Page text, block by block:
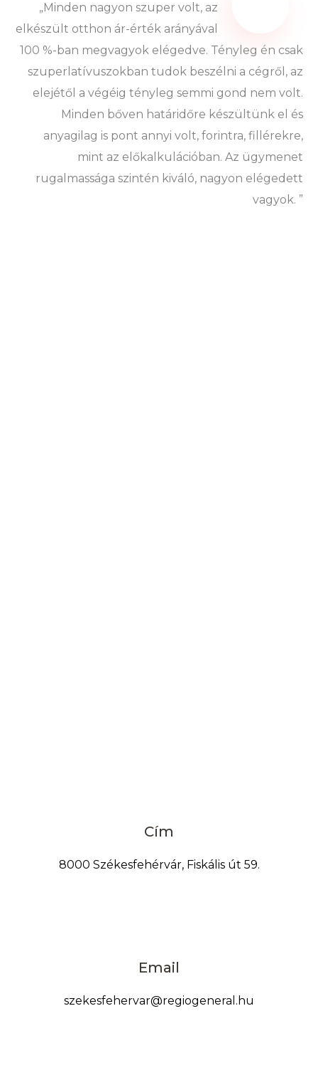
„Minden nagyon szuper volt, az
elkészült otthon ár-érték arányával
100 %-ban megvagyok elégedve. Tényleg én csak
szuperlatívuszokban tudok beszélni a cégről, az
elejétől a végéig tényleg semmi gond nem volt.
Minden bőven határidőre készültünk el és
anyagilag is pont annyi volt, forintra, fillérekre,
mint az előkalkulációban. Az ügymenet
rugalmassága szintén kiváló, nagyon elégedett
vagyok. ”
Cím
8000 Székesfehérvár, Fiskális út 59.
Email
szekesfehervar@regiogeneral.hu